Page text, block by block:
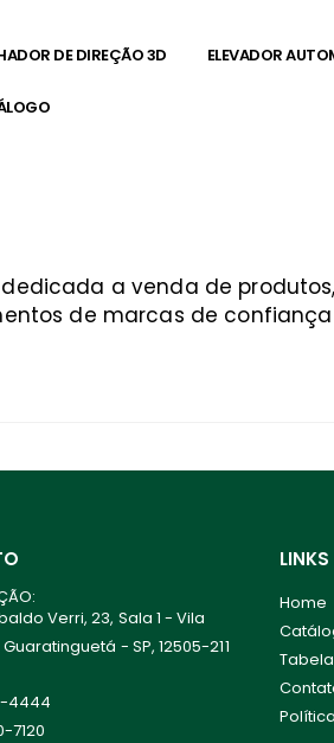
DE DIREÇÃO 3D ELEVADOR
a venda de
de marcas de
Verri, 23, Sala 1 - Vila
- SP, 12505-211
4444
7120
Home